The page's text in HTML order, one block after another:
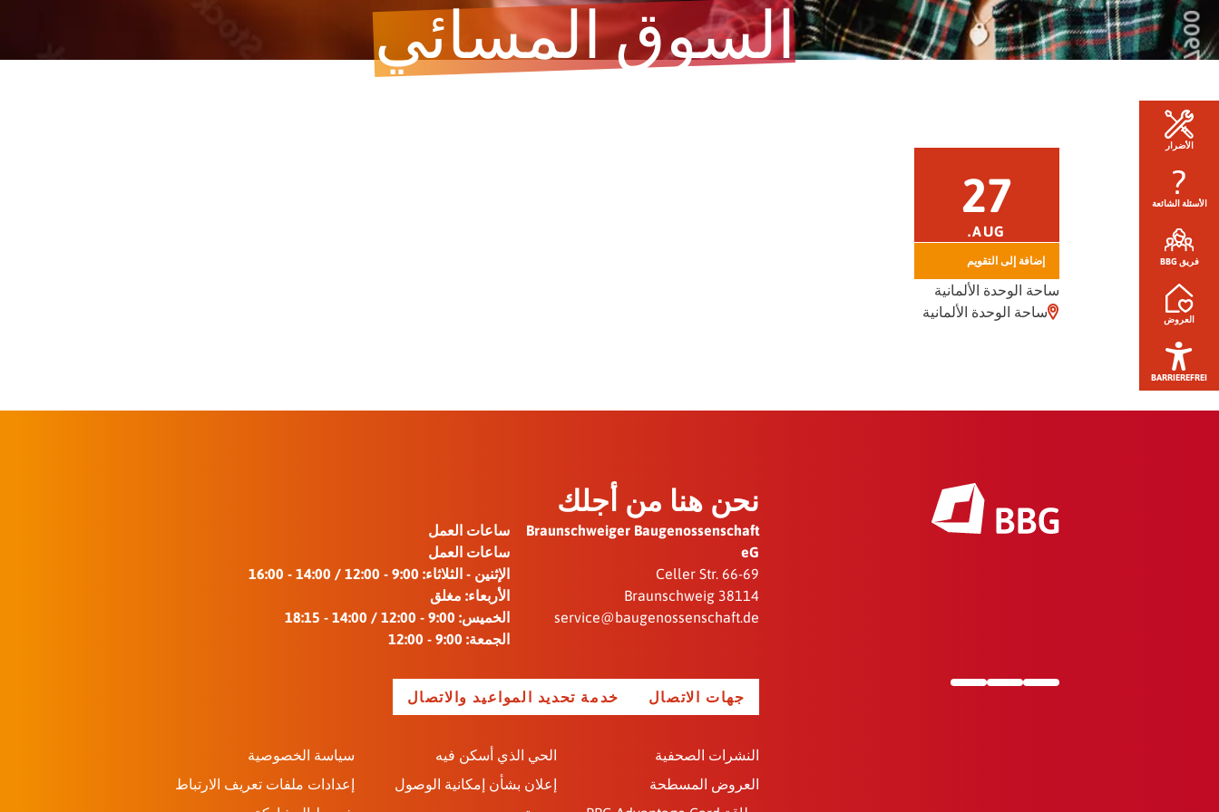
كل ما تحتاج إلى معرفته.
السوق المسائي
27
AUG.
إضافة إلى التقويم
ساحة الوحدة الألمانية
ساحة الوحدة الألمانية
نحن هنا من أجلك
Braunschweiger Baugenossenschaft
eG
Celler Str. 66-69
38114 Braunschweig
service@baugenossenschaft.de
ساعات العمل
ساعات العمل
الإثنين - الثلاثاء: 9:00 - 12:00 / 14:00 - 16:00
الأربعاء: مغلق
الخميس: 9:00 - 12:00 / 14:00 - 18:15
الجمعة: 9:00 - 12:00
جهات الاتصال خدمة تحديد المواعيد والاتصال
النشرات الصحفية
العروض المسطحة
الحي الذي أسكن فيه
إعلان بشأن إمكانية الوصول
سياسة الخصوصية
إعدادات ملفات تعريف الارتباط
الأضرار
الأسئلة الشائعة
فريق BBG
العروض
BARRIEREFREI